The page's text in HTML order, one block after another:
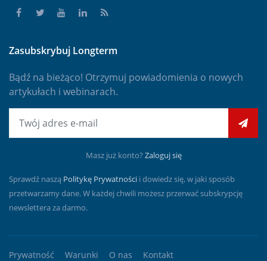
Zasubskrybuj Longterm
Bądź na bieżąco! Otrzymuj powiadomienia o nowych
artykułach i webinarach.
Masz już konto? Zaloguj się
Sprawdź naszą Politykę Prywatności i dowiedz się, w jaki sposób
przetwarzamy dane. W każdej chwili możesz przerwać subskrypcję
newslettera za darmo.
Prywatność Warunki O nas Kontakt